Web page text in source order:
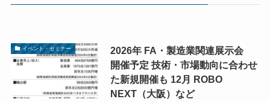
イベント・セミナー
2026年 FA・製造業関連展示会
開催予定 技術・市場動向に合わせ
た新規開催も 12月 ROBO
NEXT（大阪）など